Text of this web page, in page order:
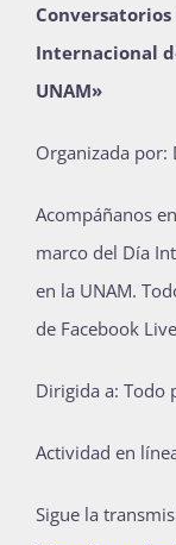
Internacional
UNAM»
Organizada por:
Acompáñanos
marco del Día
en la UNAM.
de Facebook
Dirigida a: Todo
Actividad en
Sigue la